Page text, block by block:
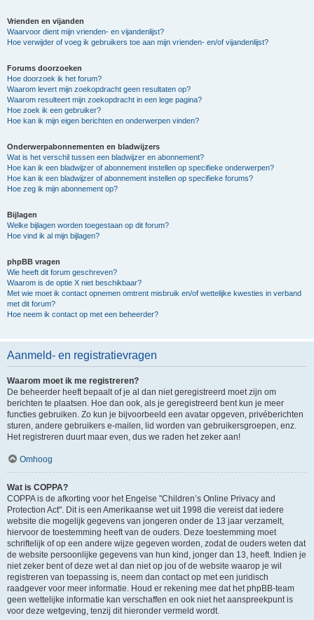
Vrienden en vijanden
Waarvoor dient mijn vrienden- en vijandenlijst?
Hoe verwijder of voeg ik gebruikers toe aan mijn vrienden- en/of vijandenlijst?
Forums doorzoeken
Hoe doorzoek ik het forum?
Waarom levert mijn zoekopdracht geen resultaten op?
Waarom resulteert mijn zoekopdracht in een lege pagina?
Hoe zoek ik een gebruiker?
Hoe kan ik mijn eigen berichten en onderwerpen vinden?
Onderwerpabonnementen en bladwijzers
Wat is het verschil tussen een bladwijzer en abonnement?
Hoe kan ik een bladwijzer of abonnement instellen op specifieke onderwerpen?
Hoe kan ik een bladwijzer of abonnement instellen op specifieke forums?
Hoe zeg ik mijn abonnement op?
Bijlagen
Welke bijlagen worden toegestaan op dit forum?
Hoe vind ik al mijn bijlagen?
phpBB vragen
Wie heeft dit forum geschreven?
Waarom is de optie X niet beschikbaar?
Met wie moet ik contact opnemen omtrent misbruik en/of wettelijke kwesties in verband
met dit forum?
Hoe neem ik contact op met een beheerder?
Aanmeld- en registratievragen
Waarom moet ik me registreren?
De beheerder heeft bepaalt of je al dan niet geregistreerd moet zijn om
berichten te plaatsen. Hoe dan ook, als je geregistreerd bent kun je meer
functies gebruiken. Zo kun je bijvoorbeeld een avatar opgeven, privéberichten
sturen, andere gebruikers e-mailen, lid worden van gebruikersgroepen, enz.
Het registreren duurt maar even, dus we raden het zeker aan!
Omhoog
Wat is COPPA?
COPPA is de afkorting voor het Engelse "Children’s Online Privacy and
Protection Act". Dit is een Amerikaanse wet uit 1998 die vereist dat iedere
website die mogelijk gegevens van jongeren onder de 13 jaar verzamelt,
hiervoor de toestemming heeft van de ouders. Deze toestemming moet
schriftelijk of op een andere wijze gegeven worden, zodat de ouders weten dat
de website persoonlijke gegevens van hun kind, jonger dan 13, heeft. Indien je
niet zeker bent of deze wet al dan niet op jou of de website waarop je wil
registreren van toepassing is, neem dan contact op met een juridisch
raadgever voor meer informatie. Houd er rekening mee dat het phpBB-team
geen wettelijke informatie kan verschaffen en ook niet het aanspreekpunt is
voor deze wetgeving, tenzij dit hieronder vermeld wordt.